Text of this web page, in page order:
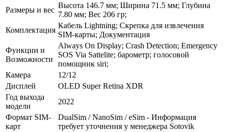
Размеры и вес
Высота 146.7 мм; Ширина 71.5 мм; Глубина
7.80 мм; Вес 206 гр;
Комплектация
Кабель Lightning; Скрепка для извлечения
SIM-карты; Документация
Функции и
Возможности
Always On Display; Сrash Detection; Emergency
SOS Via Sattelite; барометр; голосовой
помощник siri;
Камера
12/12
Дисплей
OLED Super Retina XDR
Год выхода
модели
2022
Формат SIM-
карт
DualSim / NanoSim / eSim - Информация
требует уточнения у менеджера Sotovik